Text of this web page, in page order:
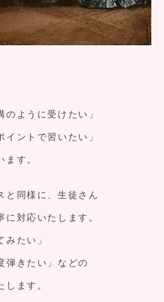
のように受けたい」
イントで習いたい」
ます。
と同様に、生徒さん
対応いたします。
みたい」
弾きたい」などの
ます。